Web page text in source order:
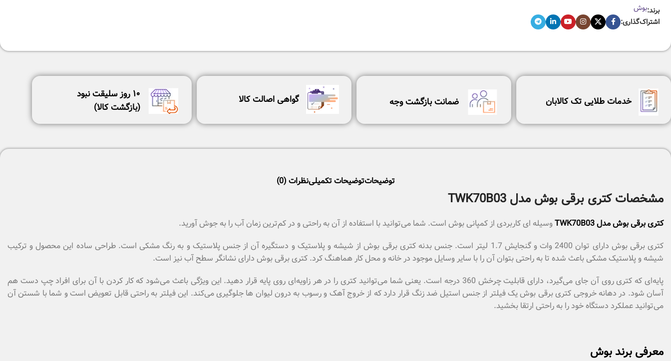
برند:بوش
اشتراک‌گذاری:
خدمات طلایی تک کالابان ضمانت بازگشت وجه گواهی اصالت کالا
١٠ روز سليقت نبود
(بازگشت كالا)
توضیحاتتوضیحات تکمیلینظرات (0)
مشخصات کتری برقی بوش مدل TWK70B03
کتری برقی بوش مدل TWK70B03
وسیله ای کاربردی از کمپانی بوش است. شما می‌توانید با استفاده از آن به راحتی و در کم‌ترین زمان آب را به جوش آورید.
کتری برقی بوش دارای توان 2400 وات و گنجایش 1.7 لیتر است. جنس بدنه کتری برقی بوش از شیشه و پلاستیک و دستگیره آن از جنس پلاستیک و به رنگ مشکی است. طراحی ساده این محصول و ترکیب
شیشه و پلاستیک مشکی باعث شده تا به راحتی بتوان آن را با سایر وسایل موجود در خانه و محل کار هماهنگ کرد. کتری برقی بوش دارای نشانگر سطح آب نیز است.
پایه‌ای که کتری روی آن جای می‌گیرد، دارای قابلیت چرخش 360 درجه است. یعنی شما می‌توانید کتری را در هر زاویه‌ای روی پایه قرار دهید. این ویژگی باعث می‌شود که کار کردن با آن برای افراد چپ دست هم
آسان شود. در دهانه خروجی کتری برقی بوش یک فیلتر از جنس استیل ضد زنگ قرار دارد که از خروج آهک و رسوب به درون لیوان­ ها جلوگیری می‌­کند. این فیلتر به راحتی قابل تعویض است و شما با شستن آن
می‌توانید عملکرد دستگاه خود را به راحتی ارتقا بخشید.
معرفی برند بوش